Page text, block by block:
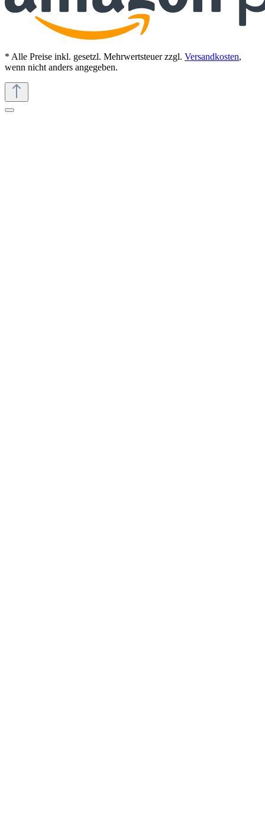
* Alle Preise inkl. gesetzl. Mehrwertsteuer zzgl. Versandkosten,
wenn nicht anders angegeben.